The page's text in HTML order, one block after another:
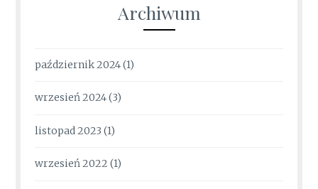
Archiwum
październik 2024(1)
wrzesień 2024(3)
listopad 2023 (1)
wrzesień 2022 (1)